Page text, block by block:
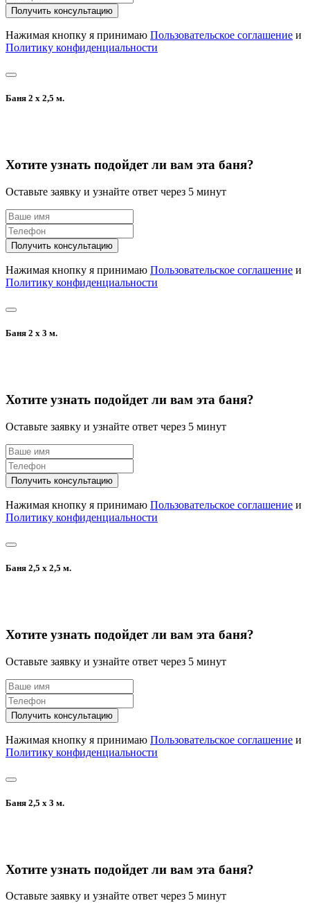
Получить консультацию
Нажимая кнопку я принимаю Пользовательское соглашение и
Политику конфиденциальности
Баня 2 х 2,5 м.
Хотите узнать подойдет ли вам эта баня?
Оставьте заявку и узнайте ответ через 5 минут
Получить консультацию
Нажимая кнопку я принимаю Пользовательское соглашение и
Политику конфиденциальности
Баня 2 х 3 м.
Хотите узнать подойдет ли вам эта баня?
Оставьте заявку и узнайте ответ через 5 минут
Получить консультацию
Нажимая кнопку я принимаю Пользовательское соглашение и
Политику конфиденциальности
Баня 2,5 х 2,5 м.
Хотите узнать подойдет ли вам эта баня?
Оставьте заявку и узнайте ответ через 5 минут
Получить консультацию
Нажимая кнопку я принимаю Пользовательское соглашение и
Политику конфиденциальности
Баня 2,5 х 3 м.
Хотите узнать подойдет ли вам эта баня?
Оставьте заявку и узнайте ответ через 5 минут